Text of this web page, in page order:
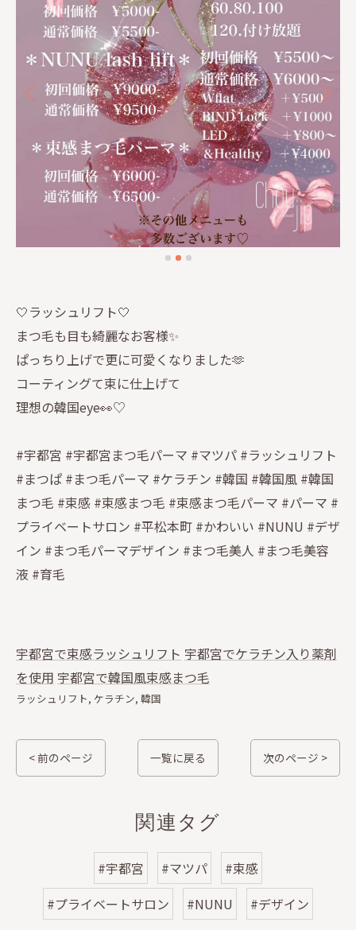
🤍ラッシュリフト🤍
まつ毛も目も綺麗なお客様✨
ぱっちり上げで更に可愛くなりました🫶
コーティングて束に仕上げて
理想の韓国eye👀♡
#宇都宮 #宇都宮まつ毛パーマ #マツパ #ラッシュリフト
#まつぱ #まつ毛パーマ #ケラチン #韓国 #韓国風 #韓国
まつ毛 #束感 #束感まつ毛 #束感まつ毛パーマ #パーマ #
プライベートサロン #平松本町 #かわいい #NUNU #デザ
イン #まつ毛パーマデザイン #まつ毛美人 #まつ毛美容
液 #育毛
宇都宮で束感ラッシュリフト 宇都宮でケラチン入り薬剤
を使用 宇都宮で韓国風束感まつ毛
ラッシュリフト ケラチン 韓国
< 前のページ 一覧に戻る 次のページ >
関連タグ
#宇都宮 #マツパ
#束感
#プライベートサロン
#NUNU #デザイン